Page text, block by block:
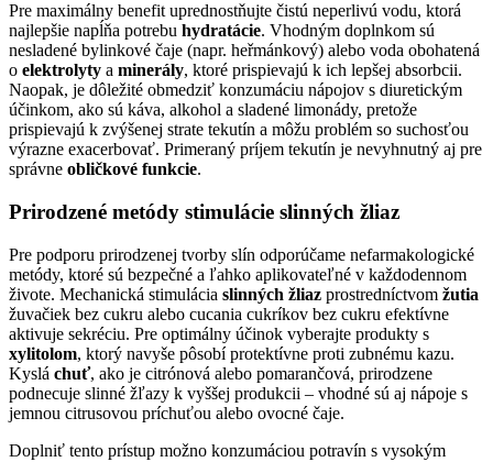
Pre maximálny benefit uprednostňujte čistú neperlivú vodu, ktorá
najlepšie napĺňa potrebu hydratácie. Vhodným doplnkom sú
nesladené bylinkové čaje (napr. heřmánkový) alebo voda obohatená
o elektrolyty a minerály, ktoré prispievajú k ich lepšej absorbcii.
Naopak, je dôležité obmedziť konzumáciu nápojov s diuretickým
účinkom, ako sú káva, alkohol a sladené limonády, pretože
prispievajú k zvýšenej strate tekutín a môžu problém so suchosťou
výrazne exacerbovať. Primeraný príjem tekutín je nevyhnutný aj pre
správne obličkové funkcie.
Prirodzené metódy stimulácie slinných žliaz
Pre podporu prirodzenej tvorby slín odporúčame nefarmakologické
metódy, ktoré sú bezpečné a ľahko aplikovateľné v každodennom
živote. Mechanická stimulácia slinných žliaz prostredníctvom žutia
žuvačiek bez cukru alebo cucania cukríkov bez cukru efektívne
aktivuje sekréciu. Pre optimálny účinok vyberajte produkty s
xylitolom, ktorý navyše pôsobí protektívne proti zubnému kazu.
Kyslá chuť, ako je citrónová alebo pomarančová, prirodzene
podnecuje slinné žľazy k vyššej produkcii – vhodné sú aj nápoje s
jemnou citrusovou príchuťou alebo ovocné čaje.
Doplniť tento prístup možno konzumáciou potravín s vysokým